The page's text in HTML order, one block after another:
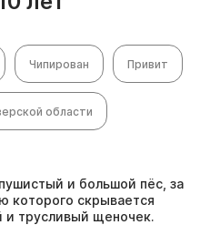
Чипирован Привит
области
и большой пёс, за
которого скрывается
и трусливый щеночек.